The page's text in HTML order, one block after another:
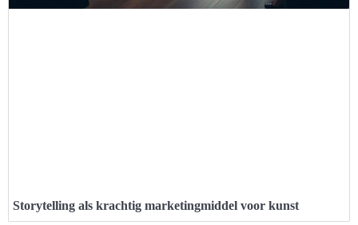
Storytelling als krachtig marketingmiddel voor kunst